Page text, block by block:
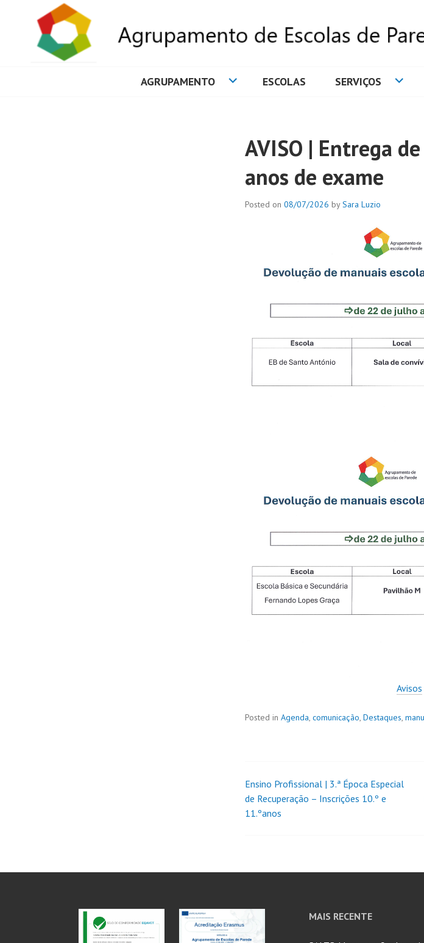
AGRUPAMENTO ESCOLAS SERVIÇOS
AVISO | Entrega
anos de exame
Posted on 08/07/2026 bySara Luzio
Avisos
Posted in Agenda, comunicação, Destaques,
Ensino Profissional | 3.ª Época Especial
de Recuperação – Inscrições 10.º e
11.ºanos
MAIS RECENTE